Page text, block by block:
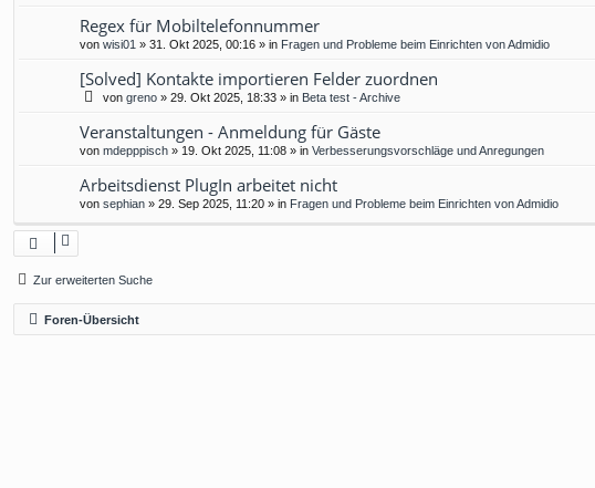
Regex für Mobiltelefonnummer
von wisi01 » 31. Okt 2025, 00:16 » in Fragen und Probleme beim Einrichten von Admidio
[Solved] Kontakte importieren Felder zuordnen
von greno » 29. Okt 2025, 18:33 » in Beta test - Archive
Veranstaltungen - Anmeldung für Gäste
von mdepppisch » 19. Okt 2025, 11:08 » in Verbesserungsvorschläge und Anregungen
Arbeitsdienst PlugIn arbeitet nicht
von sephian » 29. Sep 2025, 11:20 » in Fragen und Probleme beim Einrichten von Admidio
Zur erweiterten Suche
Foren-Übersicht